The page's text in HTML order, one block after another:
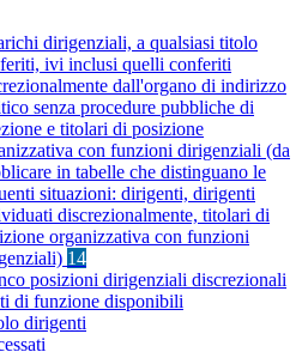
dirigenziali, a qualsiasi titolo
ivi inclusi quelli conferiti
dall'organo di indirizzo
senza procedure pubbliche di
e titolari di posizione
con funzioni dirigenziali (da
in tabelle che distinguano le
situazioni: dirigenti, dirigenti
discrezionalmente, titolari di
organizzativa con funzioni
14
posizioni dirigenziali discrezionali
di funzione disponibili
dirigenti